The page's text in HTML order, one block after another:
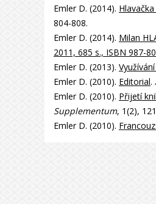
Emler D. (2014).
804-808.
Emler D. (2014). Milan
2011, 685 s., ISBN 987-
Emler D. (2013).
Emler D. (2010). Editorial.
Emler D. (2010). Přijetí
Supplementum, 1(2),
Emler D. (2010).